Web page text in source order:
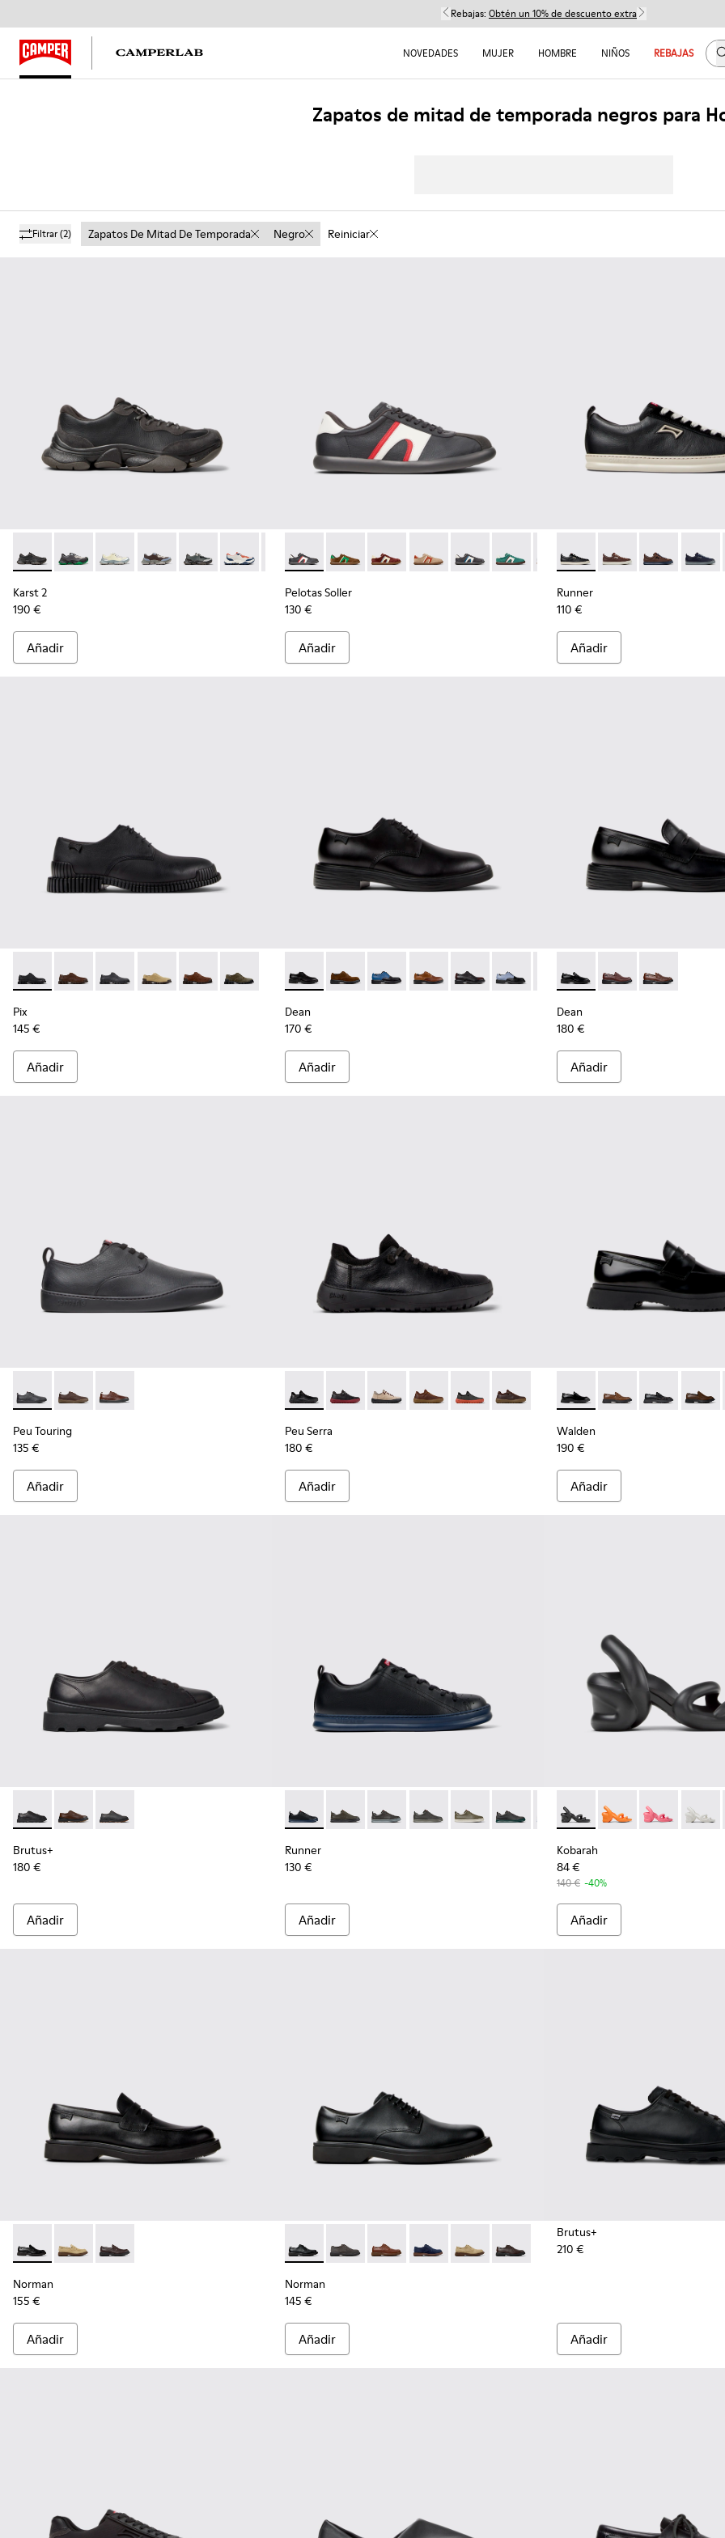
Rebajas: Obtén un 10% de descuento extra
NOVEDADES MUJER HOMBRE NIÑOS REBAJAS
Zapatos de mitad de temporada negros para
Filtrar(2) Zapatos De Mitad De Temporada Negro Reiniciar
Karst 2 - K101068-001 - Zapatillas de piel y nobuk en negro y gris para hombre.
Karst 2 - K101068-016
Karst 2 - K101068-015
Karst 2 - K101068-008
Karst 2 - K101068-005
Karst 2 - K101068-004
Karst 2 - K101068-003
Karst 2 - K101068-002
Karst 2
190 €
Añadir
Pelotas Soller - K100937-023 - Zapatillas de piel y nobuk multicolor para
Pelotas Soller - K100937-038
Pelotas Soller - K100937-037
Pelotas Soller - K100937-036
Pelotas Soller - K100937-033
Pelotas Soller - K100937-031
Pelotas Soller - K100937-027
Pelotas Soller - K100937-
Pelotas Soller -
Pelotas
Pelotas Soller
130 €
Añadir
Runner - K101052-002 -
Runner - K101052-015
Runner -
Runner
110 €
Añadir
Pix - K101076-001 - Zapatos de piel negros para hombre.
Pix - K101076-010
Pix - K101076-008
Pix - K101076-006
Pix - K101076-005
Pix - K101076-003
Pix
145 €
Añadir
Dean - K100979-001 - Zapatos de piel negros para hombre.
Dean - K100979-027
Dean - K100979-026
Dean - K100979-025
Dean - K100979-022
Dean - K100979-016
Dean - K100979-014
Dean - K100979-012
Dean - K100979-011
Dean -
Dean
170 €
Añadir
Dean - K101045-001 -
Dean - K101045-008
Dean -
Dean
180 €
Añadir
Peu Touring - K100977-004 - Zapatillas de piel negras para hombre.
Peu Touring - K100977-009
Peu Touring - K100977-006
Peu Touring
135 €
Añadir
Peu Serra - K101075-001 - Zapatos de piel regenerativa y textil en negro y
Peu Serra - K101075-013
Peu Serra - K101075-011
Peu Serra - K101075-010
Peu Serra - K101075-007
Peu Serra - K101075-005
Peu Serra
180 €
Añadir
Walden - K100633-019 -
Walden - K100633-
Walden -
Walden
190 €
Añadir
Brutus+ - K101066-001 - Zapatos de piel negros para hombre.
Brutus+ - K101066-004
Brutus+ - K101066-002
Brutus+
180 €
Añadir
Runner - K100226-017 - Zapatillas de piel negras para hombre.
Runner - K100226-165
Runner - K100226-163
Runner - K100226-162
Runner - K100226-161
Runner - K100226-154
Runner - K100226-146
Runner - K100226-140
Runner - K100226-
Runner -
Runner
130 €
Añadir
Kobarah - K100839-006 -
Kobarah - K100839-
Kobarah -
Kobarah
84 €
140 € -40%
Añadir
Norman - K101001-001 - Zapatos de piel negros para hombre.
Norman - K101001-008
Norman - K101001-005
Norman
155 €
Añadir
Norman - K100998-001 - Zapatos de piel negros para hombre.
Norman - K100998-010
Norman - K100998-009
Norman - K100998-008
Norman - K100998-007
Norman - K100998-002
Norman
145 €
Añadir
Brutus+
210 €
Añadir